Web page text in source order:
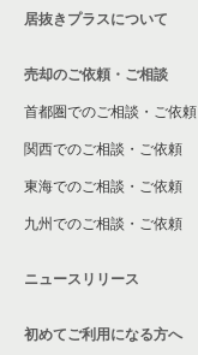
居抜きプラスについて
売却のご依頼・ご相談
首都圏でのご相談・ご依頼
関西でのご相談・ご依頼
東海でのご相談・ご依頼
九州でのご相談・ご依頼
ニュースリリース
初めてご利用になる方へ